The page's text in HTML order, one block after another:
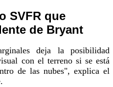
SVFR que
de Bryant
deja la posibilidad
con el terreno si se está
de las nubes", explica el